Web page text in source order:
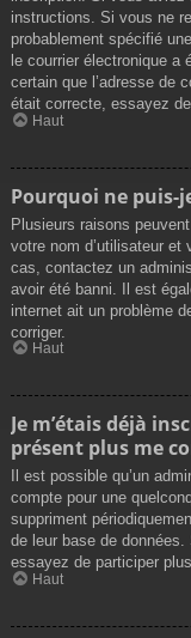
instructions. Si vous ne
probablement spécifié
le courrier électronique
certain que l’adresse de
était correcte, essayez
Haut
Pourquoi ne puis-
Plusieurs raisons
votre nom d’utilisateur
cas, contactez un
avoir été banni. Il est
internet ait un problème
corriger.
Haut
Je m’étais déjà
présent plus me
Il est possible qu’un
compte pour une
suppriment
de leur base de
essayez de participer
Haut